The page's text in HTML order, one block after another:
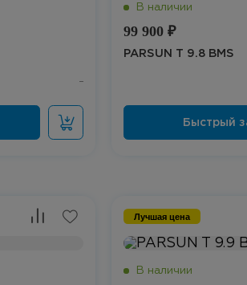
99 900 ₽
PARSUN T 9.8 BMS
Лучшая цена